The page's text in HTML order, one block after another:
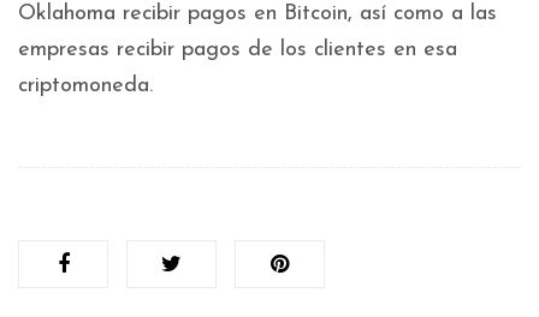
Oklahoma recibir pagos en Bitcoin, así como a las
empresas recibir pagos de los clientes en esa
criptomoneda.